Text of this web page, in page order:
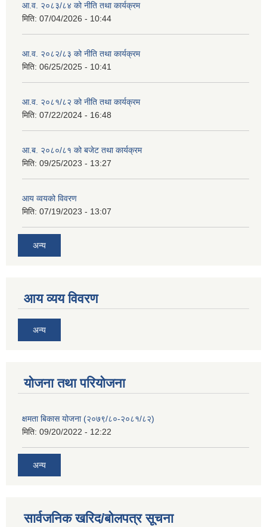
आ.व. २०८३/८४ को नीति तथा कार्यक्रम
मिति: 07/04/2026 - 10:44
आ.व. २०८२/८३ को नीति तथा कार्यक्रम
मिति: 06/25/2025 - 10:41
आ.व. २०८१/८२ को नीति तथा कार्यक्रम
मिति: 07/22/2024 - 16:48
आ.ब. २०८०/८१ को बजेट तथा कार्यक्रम
मिति: 09/25/2023 - 13:27
आय व्वयको विवरण
मिति: 07/19/2023 - 13:07
अन्य
आय व्यय विवरण
अन्य
याेजना तथा परियाेजना
क्षमता बिकास योजना (२०७९/८०-२०८१/८२)
मिति: 09/20/2022 - 12:22
अन्य
सार्वजनिक खरिद/बोलपत्र सूचना